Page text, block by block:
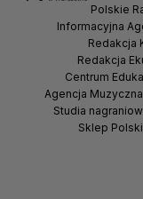
Polskie
Informacyjna
Redakcja
Redakcja
Centrum
Agencja
Studia
Sklep